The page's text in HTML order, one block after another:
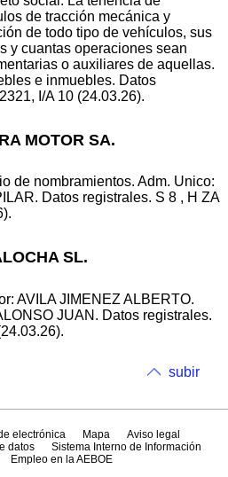
de tracción mecánica y
de todo tipo de vehículos, sus
y cuantas operaciones sean
o auxiliares de aquellas.
e inmuebles. Datos
I/A 10 (24.03.26).
MOTOR SA.
de nombramientos. Adm. Unico:
Datos registrales. S 8 , H ZA
SL.
AVILA JIMENEZ ALBERTO.
JUAN. Datos registrales.
subir
electrónica Mapa
Aviso legal
datos
Sistema Interno de Información
Empleo en la AEBOE